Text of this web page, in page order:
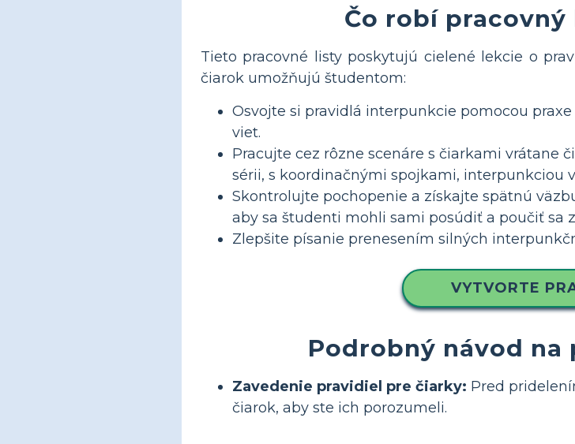
Čo robí
Tieto pracovné listy poskytujú cielené lekcie o
čiarok umožňujú študentom:
Osvojte si pravidlá interpunkcie pomocou
viet.
Pracujte cez rôzne scenáre s čiarkami vrátane
sérii, s koordinačnými spojkami, interpunkciou
Skontrolujte pochopenie a získajte spätnú
aby sa študenti mohli sami posúdiť a poučiť sa
Zlepšite písanie prenesením silných
VYTVORTE
Podrobný návod na
Zavedenie pravidiel pre čiarky: Pred
čiarok, aby ste ich porozumeli.